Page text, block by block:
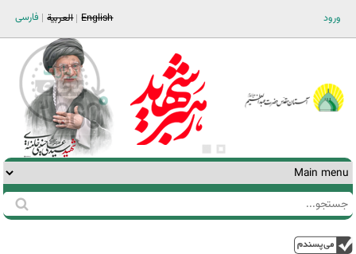
ورود فارسی العربية English
فرم
جستجو
جستجو